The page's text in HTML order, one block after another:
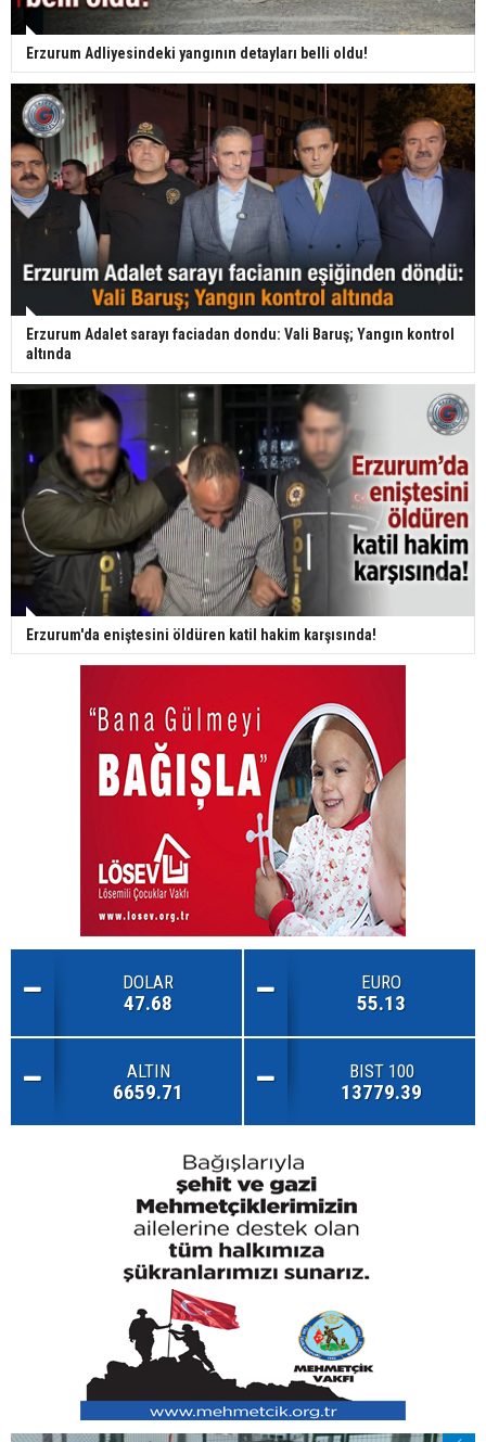
Erzurum Adliyesindeki yangının detayları belli oldu!
Erzurum Adalet sarayı faciadan dondu: Vali Baruş; Yangın kontrol
altında
Erzurum'da eniştesini öldüren katil hakim karşısında!
DOLAR
47.68
EURO
55.13
ALTIN
6659.71
BIST 100
13779.39